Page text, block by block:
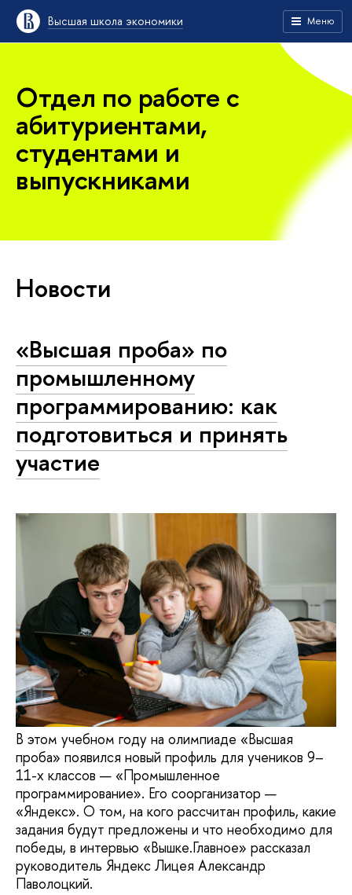
Высшая школа экономики Меню
Отдел по работе с
абитуриентами,
студентами и
выпускниками
Новости
«Высшая проба» по
промышленному
программированию: как
подготовиться и принять
участие
В этом учебном году на олимпиаде «Высшая
проба» появился новый профиль для учеников 9–
11-х классов — «Промышленное
программирование». Его соорганизатор —
«Яндекс». О том, на кого рассчитан профиль, какие
задания будут предложены и что необходимо для
победы, в интервью «Вышке.Главное» рассказал
руководитель Яндекс Лицея Александр
Паволоцкий.